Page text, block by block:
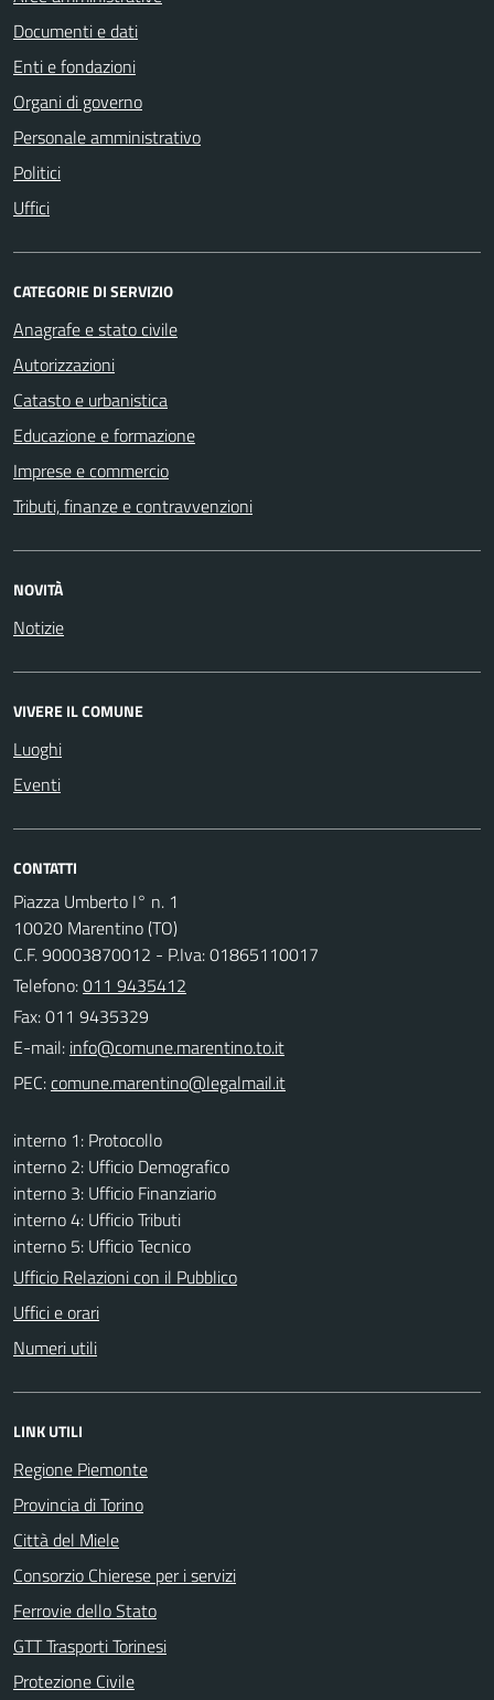
Documenti e dati
Enti e fondazioni
Organi di governo
Personale amministrativo
Politici
Uffici
CATEGORIE DI SERVIZIO
Anagrafe e stato civile
Autorizzazioni
Catasto e urbanistica
Educazione e formazione
Imprese e commercio
Tributi, finanze e contravvenzioni
NOVITÀ
Notizie
VIVERE IL COMUNE
Luoghi
Eventi
CONTATTI
Piazza Umberto I° n. 1
10020 Marentino (TO)
C.F. 90003870012 - P.Iva: 01865110017
Telefono:011 9435412
Fax: 011 9435329
E-mail:
PEC:
interno 1: Protocollo
interno 2: Ufficio Demografico
interno 3: Ufficio Finanziario
interno 4: Ufficio Tributi
interno 5: Ufficio Tecnico
Ufficio Relazioni con il Pubblico
Uffici e orari
Numeri utili
LINK UTILI
Regione Piemonte
Provincia di Torino
Città del Miele
Consorzio Chierese per i servizi
Ferrovie dello Stato
GTT Trasporti Torinesi
Protezione Civile